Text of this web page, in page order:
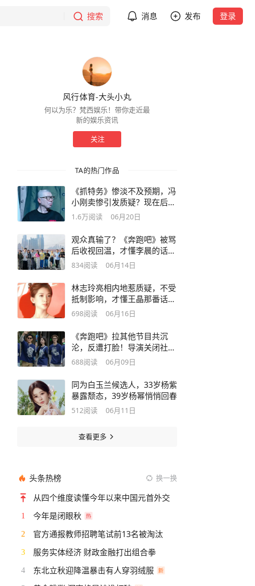
搜索 消息 发布 登录
风行体育-大头小丸
何以为乐？梵西娱乐！带你走近最
新的娱乐资讯
关注
TA的热门作品
《抓特务》惨淡不及预期，冯
小刚卖惨引发质疑？现在后悔
有点晚了
1.6万阅读 06月20日
观众真输了？《奔跑吧》被骂
后收视回温，才懂李晨的话真
没说错
834阅读 06月14日
林志玲亮相内地惹质疑，不受
抵制影响，才懂王晶那番话的
含金量
698阅读 06月16日
《奔跑吧》拉其他节目共沉
沦，反遭打脸！导演关闭社媒
悄隐身
688阅读 06月09日
同为白玉兰候选人，33岁杨紫
暴露颓态，39岁杨幂悄悄回春
512阅读 06月11日
查看更多
头条热榜 换一换
从四个维度读懂今年以来中国元首外交
1 今年是闭眼秋
2 官方通报教师招聘笔试前13名被淘汰
3 服务实体经济 财政金融打出组合拳
4 东北立秋迎降温暴击有人穿羽绒服